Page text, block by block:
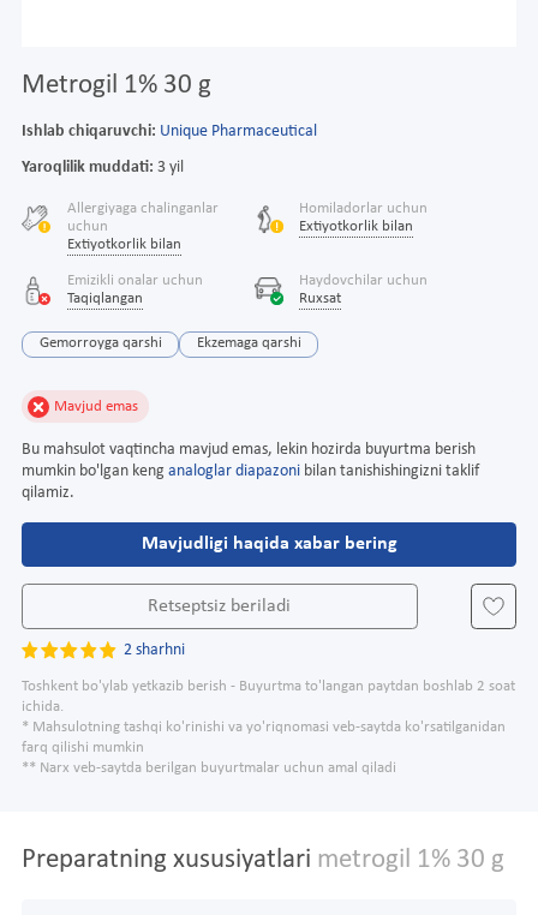
Metrogil 1% 30 g
Ishlab chiqaruvchi: Unique Pharmaceutical
Yaroqlilik muddati: 3 yil
Allergiyaga chalinganlar
uchun
Extiyotkorlik bilan
Homiladorlar uchun
Extiyotkorlik bilan
Emizikli onalar uchun
Taqiqlangan
Haydovchilar uchun
Ruxsat
Gemorroyga qarshi Ekzemaga qarshi
Mavjud emas
Bu mahsulot vaqtincha mavjud emas, lekin hozirda buyurtma berish
mumkin bo'lgan keng analoglar diapazoni bilan tanishishingizni taklif
qilamiz.
Mavjudligi haqida xabar bering
Retseptsiz beriladi
2 sharhni
Toshkent bo'ylab yetkazib berish - Buyurtma to'langan paytdan boshlab 2 soat
ichida.
* Mahsulotning tashqi ko'rinishi va yo'riqnomasi veb-saytda ko'rsatilganidan
farq qilishi mumkin
** Narx veb-saytda berilgan buyurtmalar uchun amal qiladi
Preparatning xususiyatlari metrogil 1% 30 g